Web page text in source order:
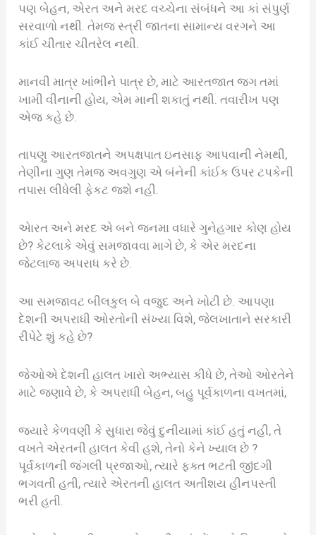
પણ બેહન, એરત અને મરદ વચ્ચેના સંબંધને આ કાં સંપુર્ણ
સરવાળો નથી. તેમજ સ્ત્રી જાતના સામાન્ય વરગને આ
કાંઈ ચીતાર ચીતરેલ નથી.
માનવી માત્ર ખાંભીને પાત્ર છે, માટે આરતજાત જગ તમાં
ખામી વીનાની હોય, એમ માની શકાતું નથી. તવારીખ પણ
એજ કહે છે.
તાપણુ આરતજાતને અપક્ષપાત ઇનસાફ આપવાની નેમથી,
તેણીના ગુણ તેમજ અવગુણ એ બંનેની કાંઈક ઉપર ટપકેની
તપાસ લીધેલી ફેકટ જશે નહી.
એારત અને મરદ એ બને જનમા વધારે ગુનેહગાર કોણ હોય
છે? કેટલાકે એવું સમજાવવા માગે છે, કે એર મરદના
જેટલાજ અપરાધ કરે છે.
આ સમજાવટ બીલકુલ બે વજુદ અને ખોટી છે. આપણા
દેશની અપરાધી ઓરતોની સંખ્યા વિશે, જેલખાતાને સરકારી
રીપેટે શું કહે છે?
જેઓએ દેશની હાલત ખારો અભ્યાસ કીધે છે, તેઓ ઓરતેને
માટે જણાવે છે, કે અપરાધી બેહન, બહુ પૂર્વકાળના વખતમાં,
જ્યારે કેળવણી કે સુધારા જેવું દુનીયામાં કાંઈ હતું નહી, તે
વખતે એરતની હાલત કેવી હશે, તેનો કેને ખ્યાલ છે ?
પૂર્વકાળની જંગલી પ્રજાઓ, ત્યારે ફક્ત ભટતી જીંદગી
ભગવતી હતી, ત્યારે એરતની હાલત અતીશય હીનપસ્તી
ભરી હતી.